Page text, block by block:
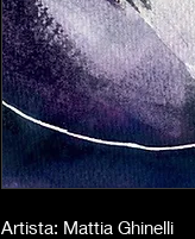
Artista: Mattia Ghinelli